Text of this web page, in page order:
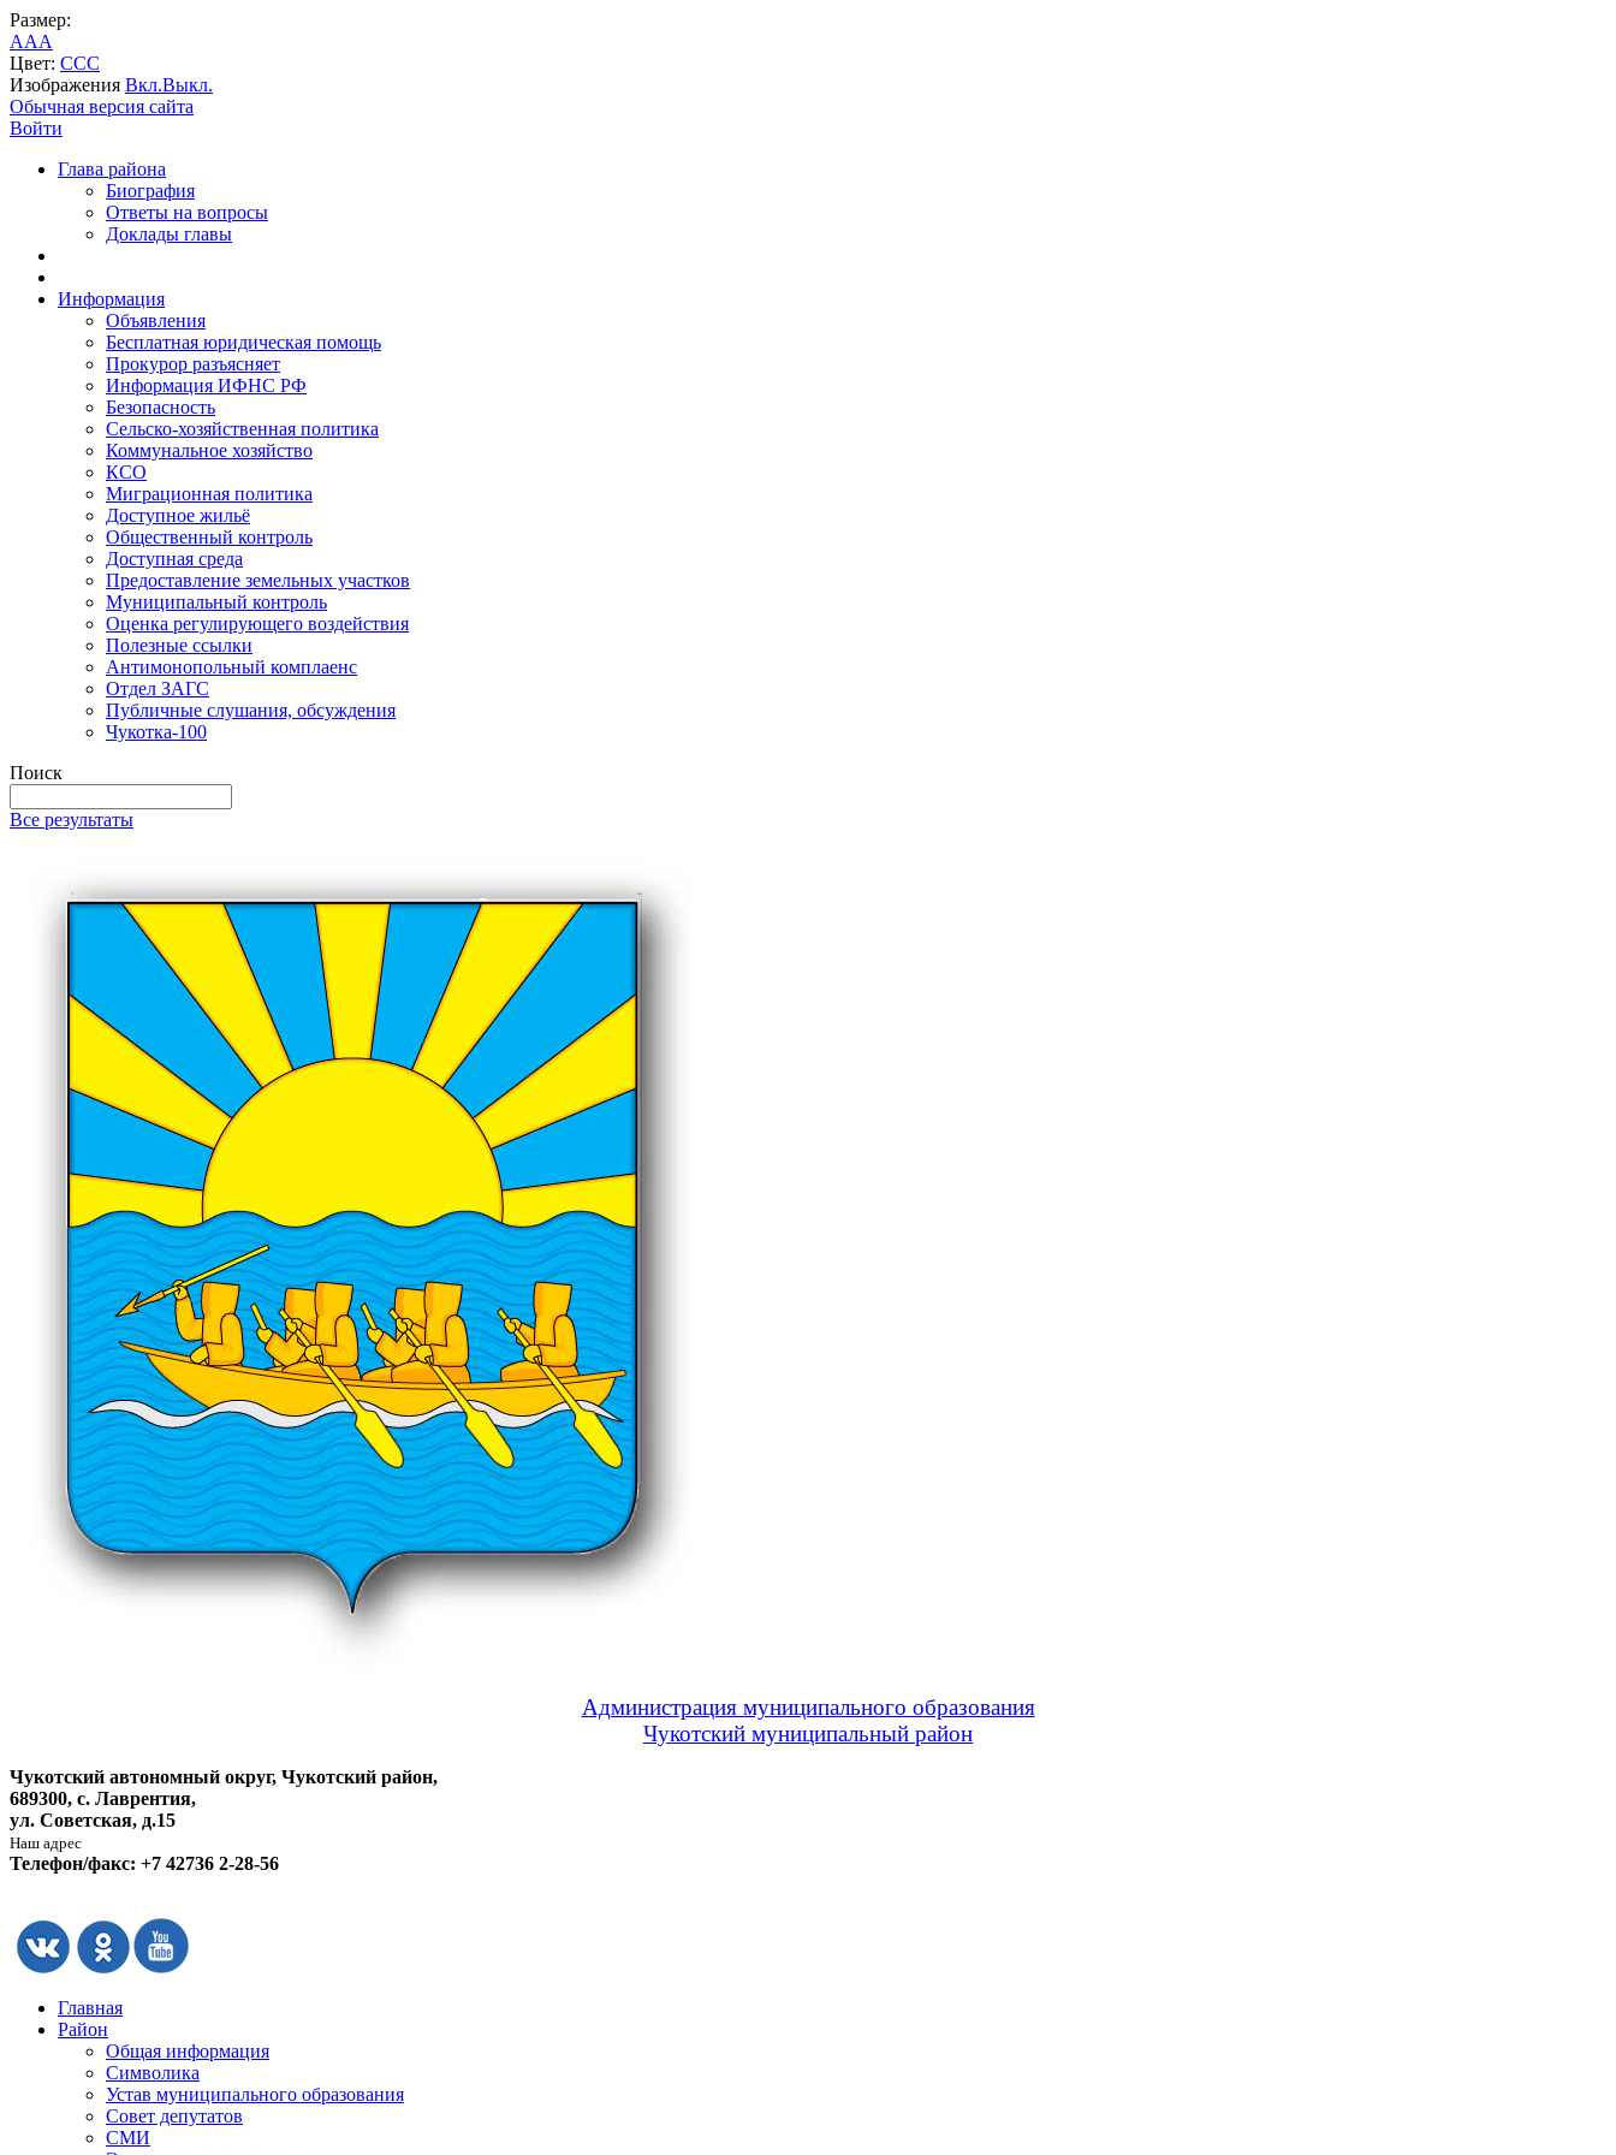
Размер:
AAA
Цвет: CCC
Изображения Вкл.Выкл.
Обычная версия сайта
Войти
Глава района
Биография
Ответы на вопросы
Доклады главы
Информация
Объявления
Бесплатная юридическая помощь
Прокурор разъясняет
Информация ИФНС РФ
Безопасность
Сельско-хозяйственная политика
Коммунальное хозяйство
КСО
Миграционная политика
Доступное жильё
Общественный контроль
Доступная среда
Предоставление земельных участков
Муниципальный контроль
Оценка регулирующего воздействия
Полезные ссылки
Антимонопольный комплаенс
Отдел ЗАГС
Публичные слушания, обсуждения
Чукотка-100
Поиск
Все результаты
Администрация муниципального образования
Чукотский муниципальный район
Чукотский автономный округ, Чукотский район,
689300, с. Лаврентия,
ул. Советская, д.15
Наш адрес
Телефон/факс: +7 42736 2-28-56
Главная
Район
Общая информация
Символика
Устав муниципального образования
Совет депутатов
СМИ